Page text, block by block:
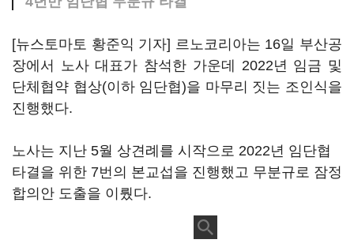
[뉴스토마토 황준익 기자] 르노코리아는 16일 부산공
장에서 노사 대표가 참석한 가운데 2022년 임금 및
단체협약 협상(이하 임단협)을 마무리 짓는 조인식을
진행했다.
노사는 지난 5월 상견례를 시작으로 2022년 임단협
타결을 위한 7번의 본교섭을 진행했고 무분규로 잠정
합의안 도출을 이뤘다.